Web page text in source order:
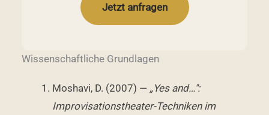
Jetzt anfragen
Wissenschaftliche Grundlagen
Moshavi, D. (2007) — „Yes and…":
Improvisationstheater-Techniken im